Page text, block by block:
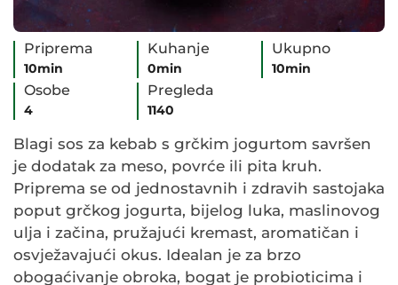
Priprema
10min
Kuhanje
0min
Ukupno
10min
Osobe
4
Pregleda
1140
Blagi sos za kebab s grčkim jogurtom savršen
je dodatak za meso, povrće ili pita kruh.
Priprema se od jednostavnih i zdravih sastojaka
poput grčkog jogurta, bijelog luka, maslinovog
ulja i začina, pružajući kremast, aromatičan i
osvježavajući okus. Idealan je za brzo
obogaćivanje obroka, bogat je probioticima i